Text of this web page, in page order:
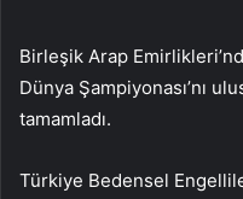
Birleşik Arap
Dünya Şampiyonası’nı
tamamladı.
Türkiye Bedensel